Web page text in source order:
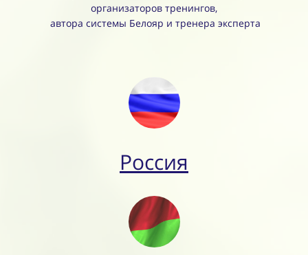
организаторов тренингов,
автора системы Белояр и тренера эксперта
Россия